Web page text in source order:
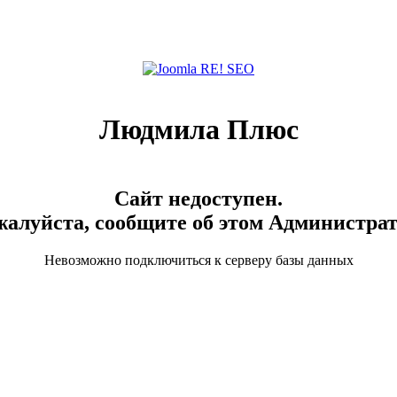
Людмила Плюс
Сайт недоступен.
сообщите об этом
Невозможно подключиться к серверу базы данных